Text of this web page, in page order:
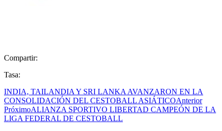
Compartir:
Tasa:
INDIA, TAILANDIA Y SRI LANKA AVANZARON EN LA
CONSOLIDACIÓN DEL CESTOBALL ASIÁTICOAnterior
PróximoALIANZA SPORTIVO LIBERTAD CAMPEÓN DE LA
LIGA FEDERAL DE CESTOBALL